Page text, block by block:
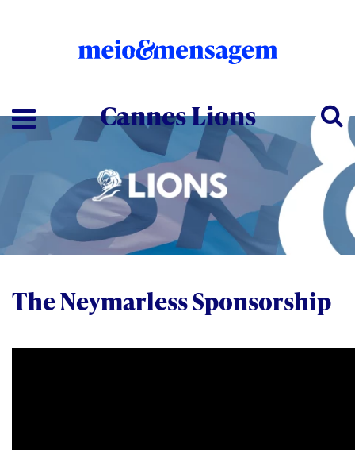
Cannes Lions
The Neymarless Sponsorship